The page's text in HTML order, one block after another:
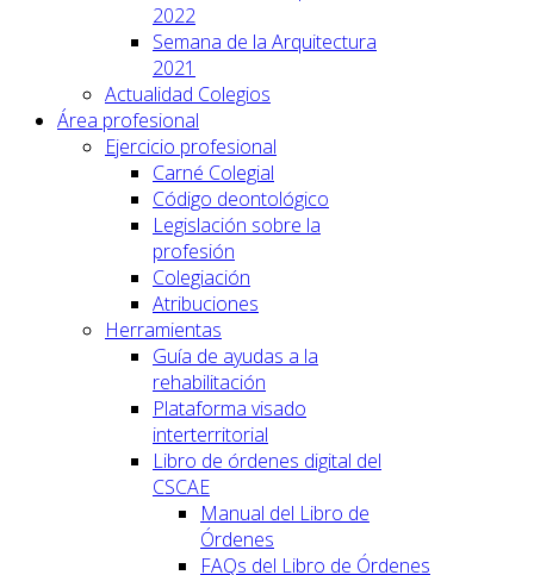
2022
Semana de la Arquitectura
2021
Actualidad Colegios
Área profesional
Ejercicio profesional
Carné Colegial
Código deontológico
Legislación sobre la
profesión
Colegiación
Atribuciones
Herramientas
Guía de ayudas a la
rehabilitación
Plataforma visado
interterritorial
Libro de órdenes digital del
CSCAE
Manual del Libro de
Órdenes
FAQs del Libro de Órdenes